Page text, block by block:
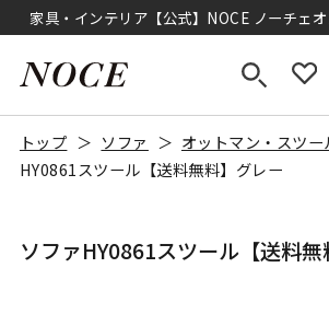
家具・インテリア【公式】NOCE ノーチェ
トップ ソファ オットマン・スツー
HY0861スツール【送料無料】グレー
ソファHY0861スツール【送料